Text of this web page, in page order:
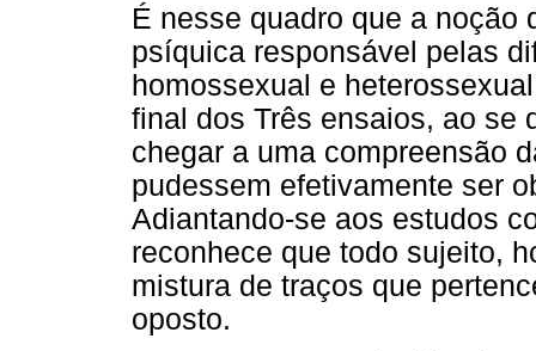
É nesse quadro que a noção
psíquica responsável pelas
homossexual e
final dos Três ensaios, ao se
chegar a uma compreensão
pudessem efetivamente ser
Adiantando-se aos estudos
reconhece que todo sujeito,
mistura de traços que
oposto.